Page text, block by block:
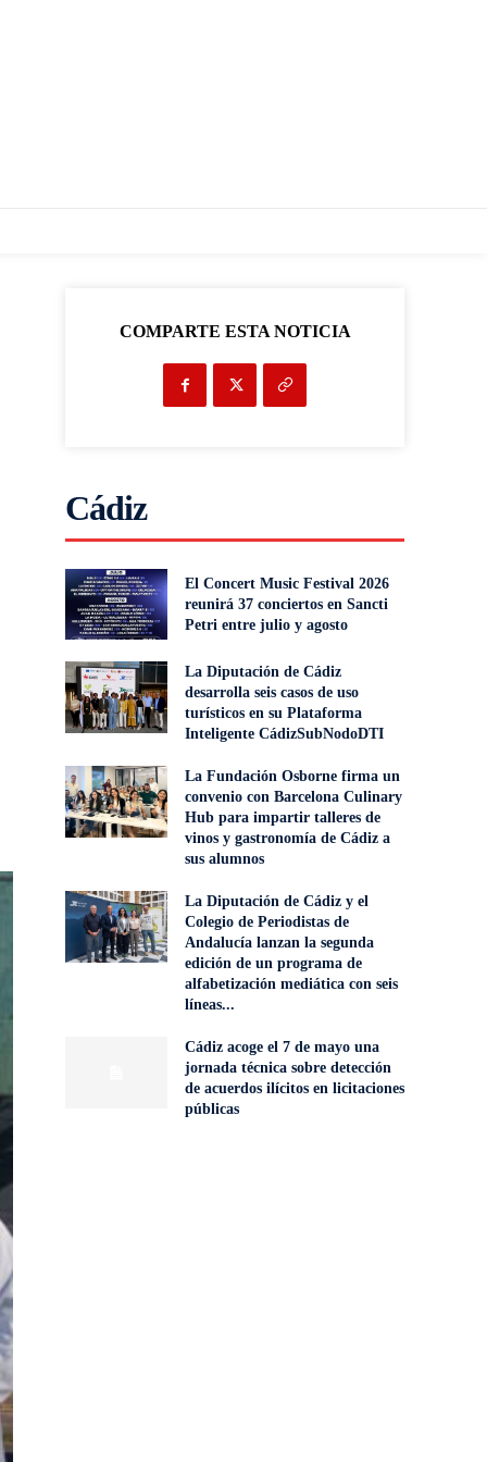
COMPARTE ESTA NOTICIA
Cádiz
El Concert Music Festival 2026
reunirá 37 conciertos en Sancti
Petri entre julio y agosto
La Diputación de Cádiz
desarrolla seis casos de uso
turísticos en su Plataforma
Inteligente CádizSubNodoDTI
La Fundación Osborne firma un
convenio con Barcelona Culinary
Hub para impartir talleres de
vinos y gastronomía de Cádiz a
sus alumnos
La Diputación de Cádiz y el
Colegio de Periodistas de
Andalucía lanzan la segunda
edición de un programa de
alfabetización mediática con seis
líneas...
Cádiz acoge el 7 de mayo una
jornada técnica sobre detección
de acuerdos ilícitos en licitaciones
públicas